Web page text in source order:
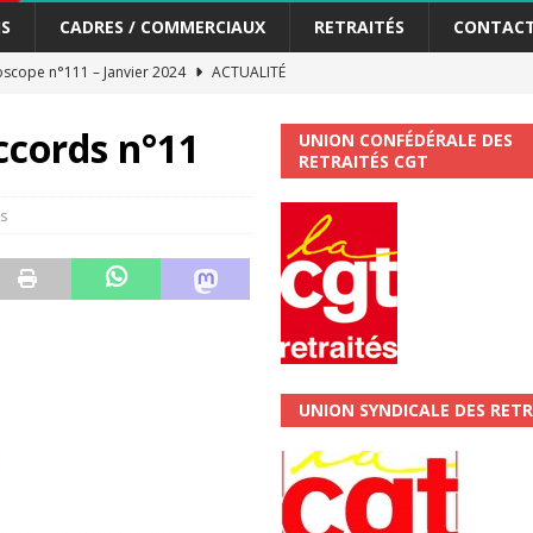
CADRES / COMMERCIAUX RETRAITÉS
n°111 – Janvier 2024
ACTUALITÉ
et…. des augmentations pour les salariéS !!!
de développement de la Direction Commerciale DDCE/Télévente :
Sociales et Culturelles : Un droit, pas un cadeau !
n°11
UNION CONFÉDÉRALE DES
RETRAITÉS CGT
UNION SYNDICALE DES